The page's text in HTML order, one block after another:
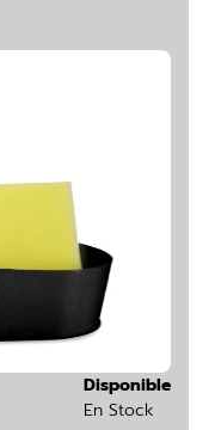
Disponible
En Stock